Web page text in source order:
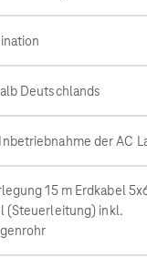
Deutschlands
der AC
15 m Erdkabel
(Steuerleitung) inkl.